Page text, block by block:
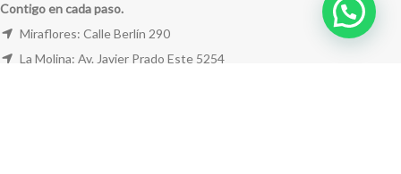
Contigo en cada paso.
Miraflores: Calle Berlín 290
La Molina: Av. Javier Prado Este 5254